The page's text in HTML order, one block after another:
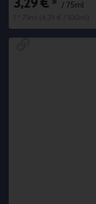
3,29 € * / 75ml